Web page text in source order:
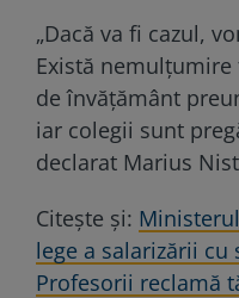
„Dacă va fi cazul,
Există
de învățământ
iar colegii sunt
declarat Marius
Citește și:
lege a salarizării
Profesorii reclamă